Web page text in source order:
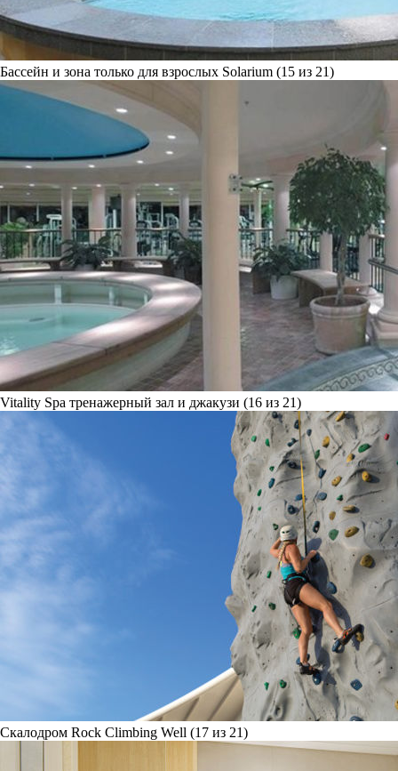
Бассейн и зона только для взрослых Solarium (15 из 21)
Vitality Spa тренажерный зал и джакузи (16 из 21)
Скалодром Rock Climbing Well (17 из 21)